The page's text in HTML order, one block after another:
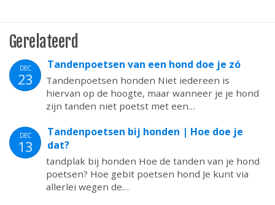
Gerelateerd
DEC
23
Tandenpoetsen van een hond doe je zó
Tandenpoetsen honden Niet iedereen is
hiervan op de hoogte, maar wanneer je je hond
zijn tanden niet poetst met een…
DEC
13
Tandenpoetsen bij honden | Hoe doe je
dat?
tandplak bij honden Hoe de tanden van je hond
poetsen? Hoe gebit poetsen hond Je kunt via
allerlei wegen de…